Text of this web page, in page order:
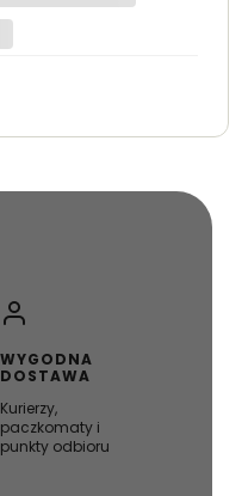
WYGODNA
DOSTAWA
Kurierzy,
paczkomaty i
punkty odbioru